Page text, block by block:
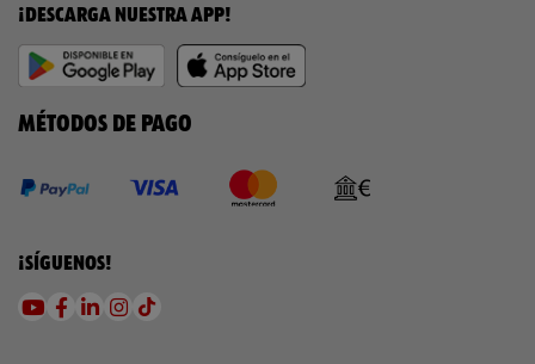
¡DESCARGA NUESTRA APP!
MÉTODOS DE PAGO
¡SÍGUENOS!